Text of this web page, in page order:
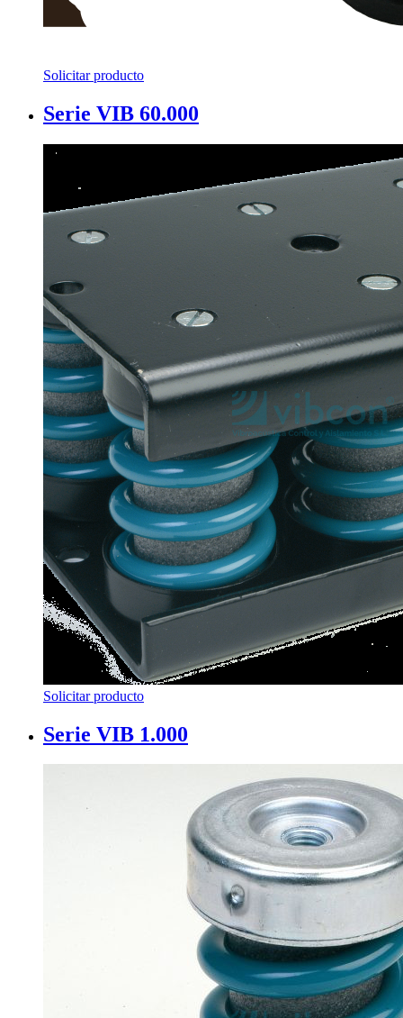
Solicitar producto
Serie VIB 60.000
Solicitar producto
Serie VIB 1.000